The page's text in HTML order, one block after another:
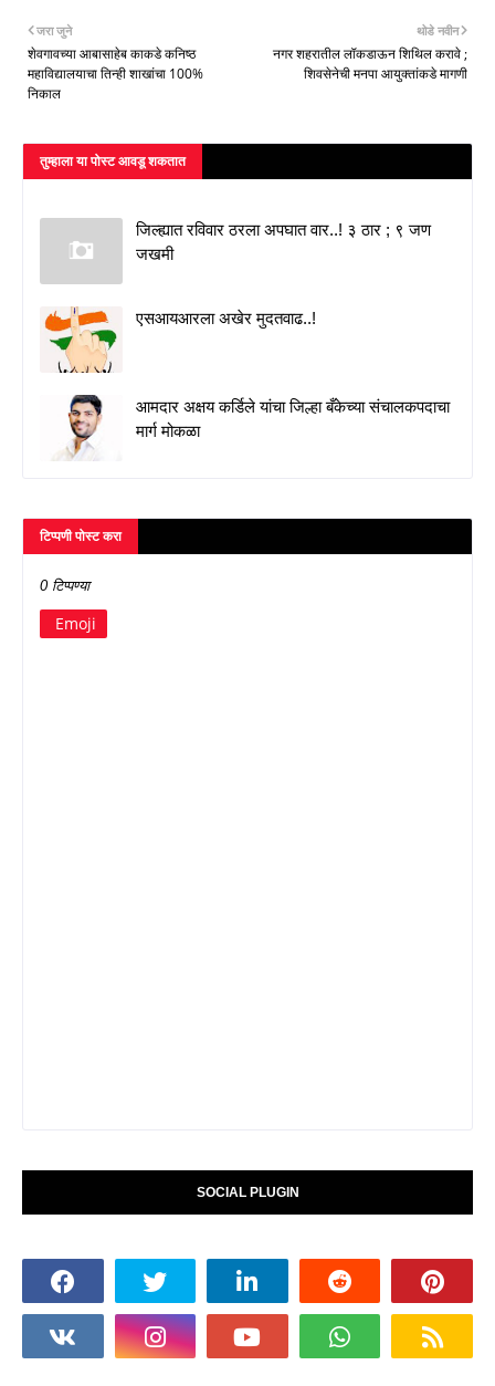
थोडे नवीन
नगर शहरातील लॉकडाऊन शिथिल करावे ;
शिवसेनेची मनपा आयुक्तांकडे मागणी
जरा जुने
शेवगावच्या आबासाहेब काकडे कनिष्ठ
महाविद्यालयाचा तिन्ही शाखांचा 100%
निकाल
तुम्‍हाला या पोस्‍ट आवडू शकतात
जिल्ह्यात रविवार ठरला अपघात वार..! ३ ठार ; ९ जण
जखमी
एसआयआरला अखेर मुदतवाढ..!
आमदार अक्षय कर्डिले यांचा जिल्हा बँकेच्या संचालकपदाचा
मार्ग मोकळा
टिप्पणी पोस्ट करा
0 टिप्पण्या
Emoji
SOCIAL PLUGIN